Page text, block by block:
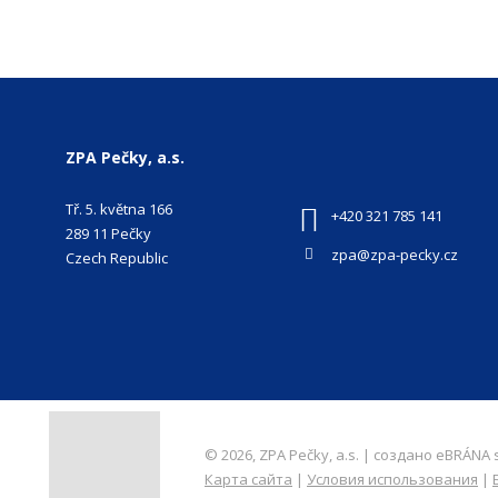
ZPA Pečky, a.s.
Tř. 5. května 166
289 11 Pečky
Czech Republic
+420 321 785 141
zpa@zpa-pecky.cz
© 2026, ZPA Pečky, a.s. | создано eBRÁNA
Карта сайта | Условия использования |